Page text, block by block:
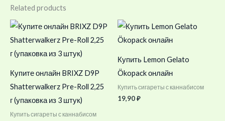
Related products
Купите онлайн BRIXZ D9P
Shatterwalkerz Pre-Roll 2,25
г (упаковка из 3 штук)
Купить сигареты с каннабисом
Купить Lemon Gelato
Ökopack онлайн
Купить сигареты с каннабисом
19,90₽